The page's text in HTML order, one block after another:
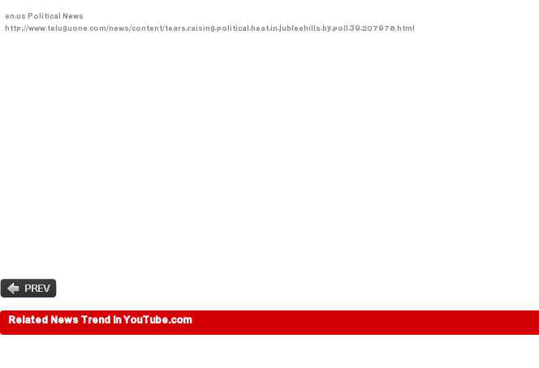
en-usPolitical News
http://www.teluguone.com/news/content/tears-raising-political-heat-in-jubleehills-by-poll-39-207978.html